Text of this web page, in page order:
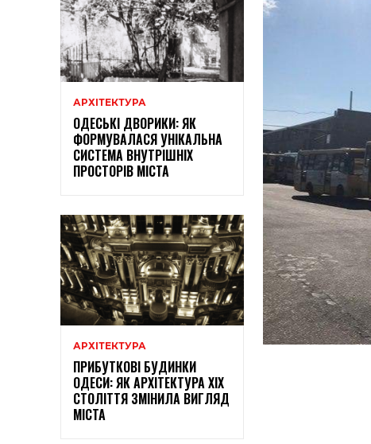
АРХІТЕКТУРА
ОДЕСЬКІ ДВОРИКИ: ЯК
ФОРМУВАЛАСЯ УНІКАЛЬНА
СИСТЕМА ВНУТРІШНІХ
ПРОСТОРІВ МІСТА
АРХІТЕКТУРА
ПРИБУТКОВІ БУДИНКИ
ОДЕСИ: ЯК АРХІТЕКТУРА XIX
СТОЛІТТЯ ЗМІНИЛА ВИГЛЯД
МІСТА